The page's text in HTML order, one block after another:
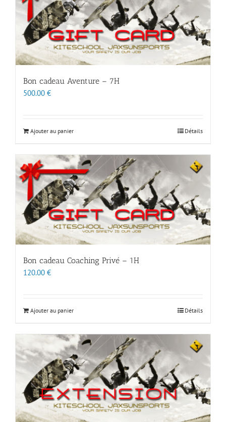
Bon cadeau Aventure – 7H
500.00 €
Ajouter au panier Détails
Bon cadeau Coaching Privé – 1H
120.00 €
Ajouter au panier Détails